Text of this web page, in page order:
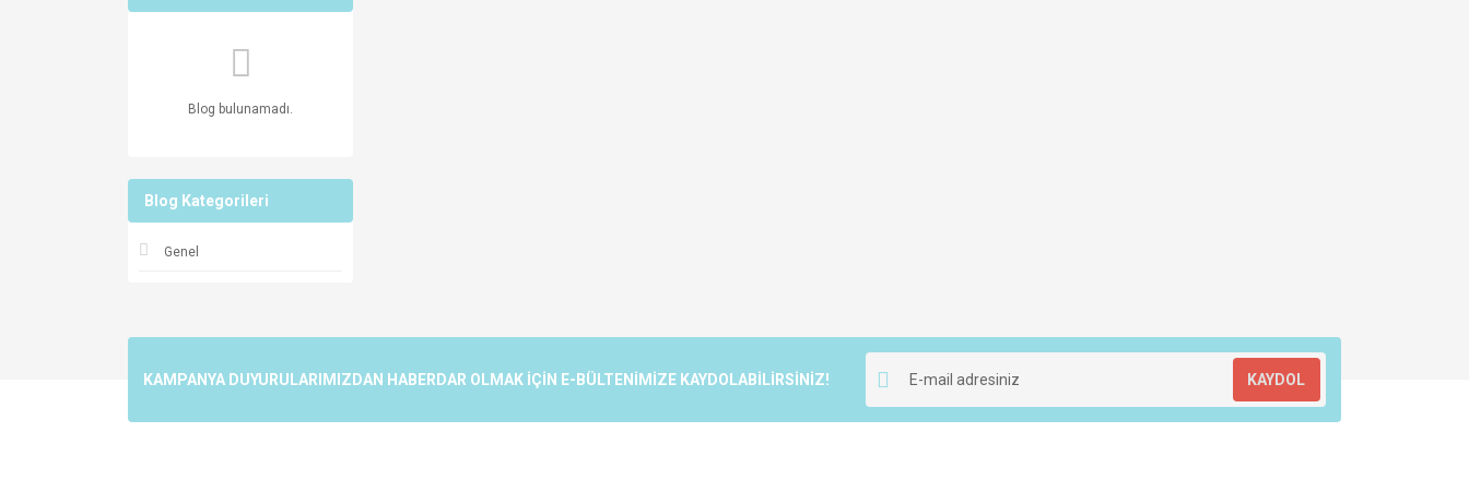
Blog bulunamadı.
Blog Kategorileri
Genel
KAMPANYA DUYURULARIMIZDAN HABERDAR OLMAK İÇİN E-BÜLTENİMİZE KAYDOLABİLİRSİNİZ! KAYDOL